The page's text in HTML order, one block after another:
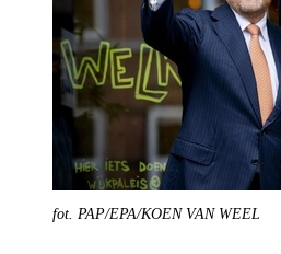
fot. PAP/EPA/KOEN VAN WEEL